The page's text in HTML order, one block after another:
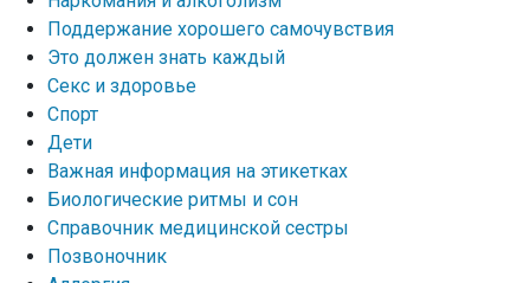
Поддержание хорошего самочувствия
Это должен знать каждый
Секс и здоровье
Спорт
Дети
Важная информация на этикетках
Биологические ритмы и сон
Справочник медицинской сестры
Позвоночник